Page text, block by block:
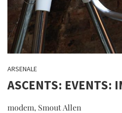
ARSENALE
ASCENTS: EVENTS:
modem, Smout Allen